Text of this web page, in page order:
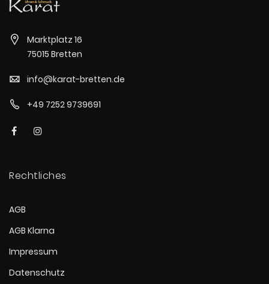
Marktplatz 16
75015 Bretten
info@karat-bretten.de
+49 7252 9739691
Rechtliches
AGB
AGB Klarna
Impressum
Datenschutz